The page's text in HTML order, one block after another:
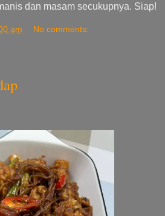
dan masam secukupnya. Siap!
am No comments: